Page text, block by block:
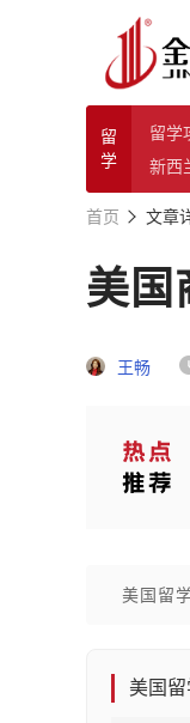
留
学
留学
新西
首页 文章
美国
王畅
美国留
美国